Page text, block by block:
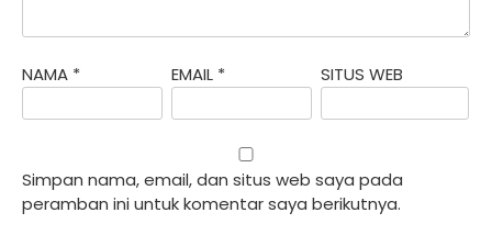
NAMA * EMAIL * SITUS WEB
Simpan nama, email, dan situs web saya pada
peramban ini untuk komentar saya berikutnya.